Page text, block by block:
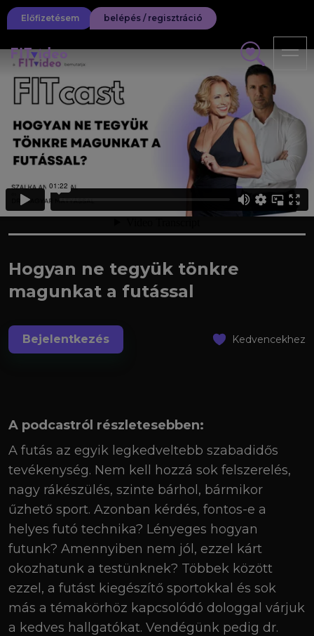
Előfizetésem belépés / regisztráció
Hogyan ne tegyük tönkre
magunkat a futással
Bejelentkezés Kedvencekhez
A podcastról részletesebben:
A futás az egyik legkedveltebb szabadidős
tevékenység. Nem kell hozzá sok felszerelés,
nagy rákészülés, szinte bárhol, bármikor
űzhető sport. Azonban kérdés, fontos-e a
helyes futó technika? Lényeges hogyan
futunk? Amennyiben nem jól, ezzel kárt
okozhatunk a testünknek? Többek között
ezzel, a futást kiegészítő sportokkal és sok
más a témakörhöz kapcsolódó dologgal várjuk
a kedves hallgatókat. Vendégünk pedig dr.